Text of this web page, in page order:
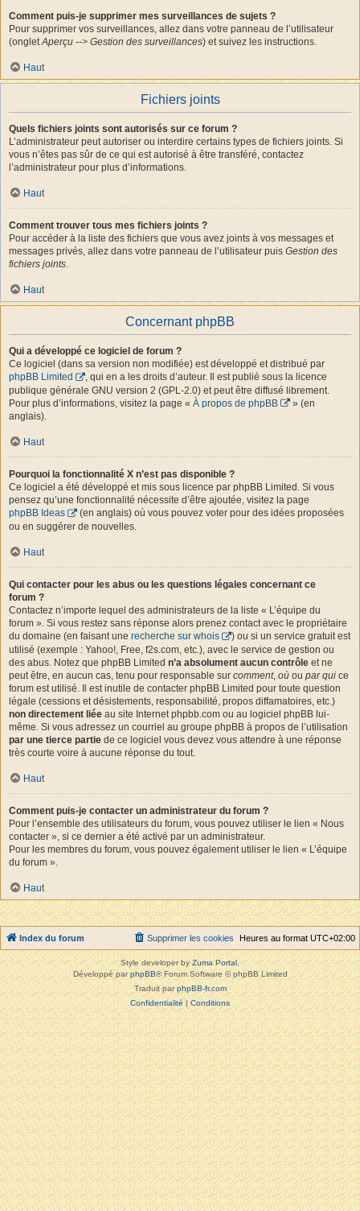
Comment puis-je supprimer mes surveillances de sujets ?
Pour supprimer vos surveillances, allez dans votre panneau de l’utilisateur
(ongletAperçu --> Gestion des surveillances) et suivez les instructions.
Haut
Fichiers joints
Quels fichiers joints sont autorisés sur ce forum ?
L’administrateur peut autoriser ou interdire certains types de fichiers joints. Si
vous n’êtes pas sûr de ce qui est autorisé à être transféré, contactez
l’administrateur pour plus d’informations.
Haut
Comment trouver tous mes fichiers joints ?
Pour accéder à la liste des fichiers que vous avez joints à vos messages et
messages privés, allez dans votre panneau de l’utilisateur puis Gestion des
fichiers joints.
Haut
Concernant phpBB
Qui a développé ce logiciel de forum ?
Ce logiciel (dans sa version non modifiée) est développé et distribué par
phpBB Limited
, qui en a les droits d’auteur. Il est publié sous la licence
publique générale GNU version 2 (GPL-2.0) et peut être diffusé librement.
Pour plus d’informations, visitez la page « À propos de phpBB
» (en
anglais).
Haut
Pourquoi la fonctionnalité X n’est pas disponible ?
Ce logiciel a été développé et mis sous licence par phpBB Limited. Si vous
pensez qu’une fonctionnalité nécessite d’être ajoutée, visitez la page
phpBB Ideas
(en anglais) où vous pouvez voter pour des idées proposées
ou en suggérer de nouvelles.
Haut
Qui contacter pour les abus ou les questions légales concernant ce
forum ?
Contactez n’importe lequel des administrateurs de la liste « L’équipe du
forum ». Si vous restez sans réponse alors prenez contact avec le propriétaire
du domaine (en faisant une recherche sur whois
) ou si un service gratuit est
utilisé (exemple : Yahoo!, Free, f2s.com, etc.), avec le service de gestion ou
des abus. Notez que phpBB Limited n’a absolument aucun contrôle et ne
peut être, en aucun cas, tenu pour responsable sur comment, où ou par qui ce
forum est utilisé. Il est inutile de contacter phpBB Limited pour toute question
légale (cessions et désistements, responsabilité, propos diffamatoires, etc.)
non directement liée au site Internet phpbb.com ou au logiciel phpBB lui-
même. Si vous adressez un courriel au groupe phpBB à propos de l’utilisation
par une tierce partie de ce logiciel vous devez vous attendre à une réponse
très courte voire à aucune réponse du tout.
Haut
Comment puis-je contacter un administrateur du forum ?
Pour l’ensemble des utilisateurs du forum, vous pouvez utiliser le lien « Nous
contacter », si ce dernier a été activé par un administrateur.
Pour les membres du forum, vous pouvez également utiliser le lien « L’équipe
du forum ».
Haut
Index du forum Heures au format UTC+02:00
Supprimer les cookies
Style developer byZuma Portal,
Développé parphpBB® Forum Software © phpBB Limited
Traduit parphpBB-fr.com
Confidentialité|Conditions